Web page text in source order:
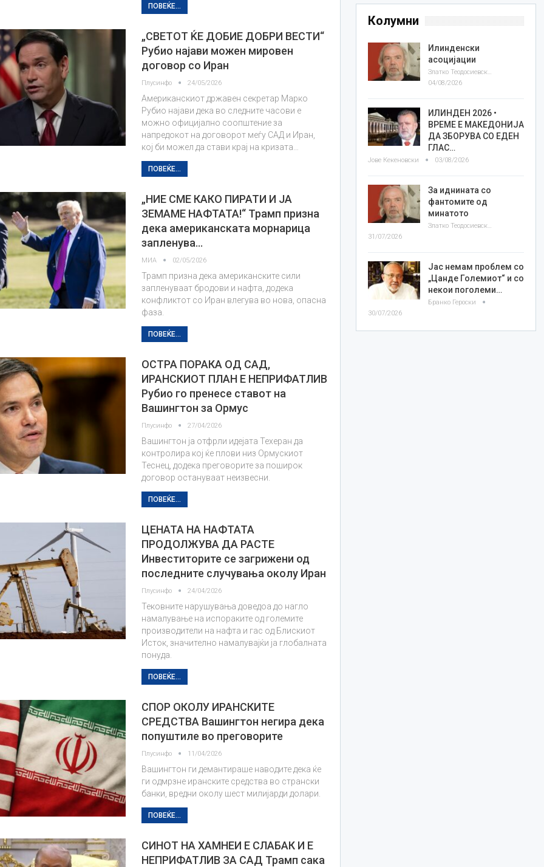
ПОВЕЌЕ...
„СВЕТОТ ЌЕ ДОБИЕ ДОБРИ ВЕСТИ“
Рубио најави можен мировен
договор со Иран
Плусинфо 24/05/2026
Американскиот државен секретар Марко
Рубио најави дека во следните часови е
можно официјално соопштение за
напредокот на договорот меѓу САД и Иран,
кој би можел да стави крај на кризата…
ПОВЕЌЕ...
„НИЕ СМЕ КАКО ПИРАТИ И ЈА
ЗЕМАМЕ НАФТАТА!“ Трамп призна
дека американската морнарица
запленува…
МИА 02/05/2026
Трамп призна дека американските сили
запленуваат бродови и нафта, додека
конфликтот со Иран влегува во нова, опасна
фаза.
ПОВЕЌЕ...
ОСТРА ПОРАКА ОД САД,
ИРАНСКИОТ ПЛАН Е НЕПРИФАТЛИВ
Рубио го пренесе ставот на
Вашингтон за Ормус
Плусинфо 27/04/2026
Вашингтон ја отфрли идејата Техеран да
контролира кој ќе плови низ Ормускиот
Теснец, додека преговорите за поширок
договор остануваат неизвесни.
ПОВЕЌЕ...
ЦЕНАТА НА НАФТАТА
ПРОДОЛЖУВА ДА РАСТЕ
Инвеститорите се загрижени од
последните случувања околу Иран
Плусинфо 24/04/2026
Тековните нарушувања доведоа до нагло
намалување на испораките од големите
производители на нафта и гас од Блискиот
Исток, значително намалувајќи ја глобалната
понуда.
ПОВЕЌЕ...
СПОР ОКОЛУ ИРАНСКИТЕ
СРЕДСТВА Вашингтон негира дека
попуштиле во преговорите
Плусинфо 11/04/2026
Вашингтон ги демантираше наводите дека ќе
ги одмрзне иранските средства во странски
банки, вредни околу шест милијарди долари.
ПОВЕЌЕ...
СИНОТ НА ХАМНЕИ Е СЛАБАК И Е
НЕПРИФАТЛИВ ЗА САД Трамп сака
Колумни
Илинденски
асоцијации
Златко Теодосиевски
04/08/2026
ИЛИНДЕН 2026 •
ВРЕМЕ Е МАКЕДОНИЈА
ДА ЗБОРУВА СО ЕДЕН
ГЛАС…
Јове Кекеновски 03/08/2026
За иднината со
фантомите од
минатото
Златко Теодосиевски
31/07/2026
Јас немам проблем со
„Цанде Големиот“ и со
некои поголеми…
Бранко Героски
30/07/2026